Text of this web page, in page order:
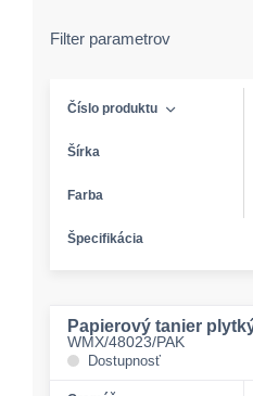
Filter parametrov
Číslo produktu
Šírka
Farba
Špecifikácia
Papierový tanier
WMX/48023/PAK
Dostupnosť